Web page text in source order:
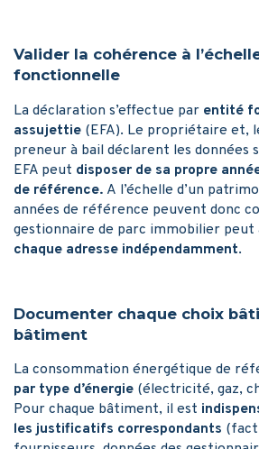
Valider la cohérence à
fonctionnelle
La déclaration s’effectue par entité
assujettie (EFA). Le propriétaire et,
preneur à bail déclarent les données
EFA peut disposer de sa propre
de référence. A l’échelle d’un
années de référence peuvent donc
gestionnaire de parc immobilier peut
chaque adresse indépendamment.
Documenter chaque choix
bâtiment
La consommation énergétique de
par type d’énergie (électricité, gaz,
Pour chaque bâtiment, il est
les justificatifs correspondants